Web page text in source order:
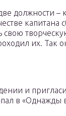
должности
свою
их. Так
и
в